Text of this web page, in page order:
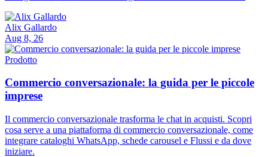
Alix Gallardo
Aug 8, 26
Prodotto
Commercio conversazionale: la guida per le piccole
imprese
Il commercio conversazionale trasforma le chat in acquisti. Scopri
cosa serve a una piattaforma di commercio conversazionale, come
integrare cataloghi WhatsApp, schede carousel e Flussi e da dove
iniziare.